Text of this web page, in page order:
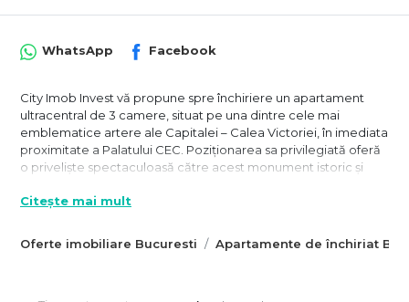
Oferte imobiliare Bucuresti Apartamente de închiriat
WhatsApp Facebook
City Imob Invest vă propune spre închiriere un apartament
ultracentral de 3 camere, situat pe una dintre cele mai
emblematice artere ale Capitalei – Calea Victoriei, în imediata
proximitate a Palatului CEC. Poziționarea sa privilegiată oferă
o priveliște spectaculoasă către acest monument istoric și
interbelică, clădirile de patrimoniu și spațiile moderne se
Citește mai mult